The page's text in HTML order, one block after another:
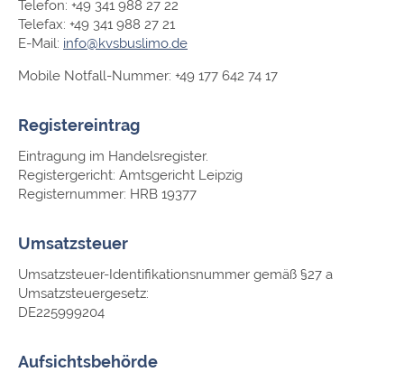
Telefon: +49 341 988 27 22
Telefax: +49 341 988 27 21
E-Mail: info@kvsbuslimo.de
Mobile Notfall-Nummer: +49 177 642 74 17
Registereintrag
Eintragung im Handelsregister.
Registergericht: Amtsgericht Leipzig
Registernummer: HRB 19377
Umsatzsteuer
Umsatzsteuer-Identifikationsnummer gemäß §27 a
Umsatzsteuergesetz:
DE225999204
Aufsichtsbehörde